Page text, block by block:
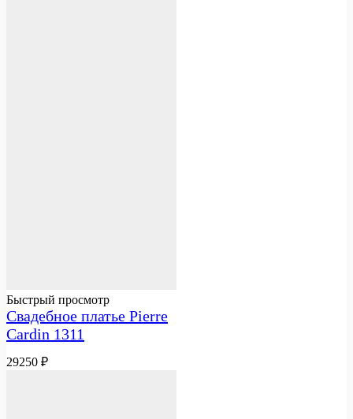
Быстрый просмотр
Свадебное платье Pierre
Cardin 1311
29250 ₽